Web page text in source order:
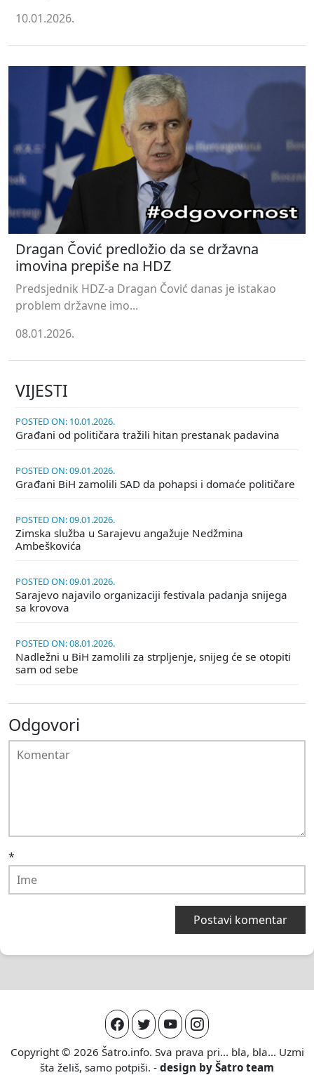
10.01.2026.
Dragan Čović predložio da se državna
imovina prepiše na HDZ
Predsjednik HDZ-a Dragan Čović danas je istakao
problem državne imo...
08.01.2026.
VIJESTI
POSTED ON: 10.01.2026.
Građani od političara tražili hitan prestanak padavina
POSTED ON: 09.01.2026.
Građani BiH zamolili SAD da pohapsi i domaće političare
POSTED ON: 09.01.2026.
Zimska služba u Sarajevu angažuje Nedžmina
Ambeškovića
POSTED ON: 09.01.2026.
Sarajevo najavilo organizaciji festivala padanja snijega
sa krovova
POSTED ON: 08.01.2026.
Nadležni u BiH zamolili za strpljenje, snijeg će se otopiti
sam od sebe
Odgovori
*
Copyright © 2026 Šatro.info. Sva prava pri... bla, bla... Uzmi
šta želiš, samo potpiši. - design by Šatro team